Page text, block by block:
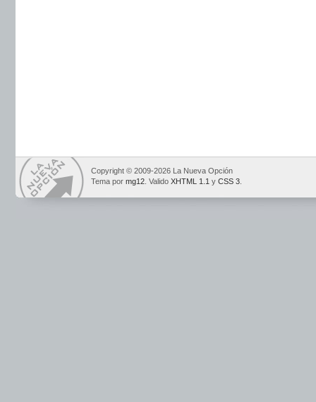
Copyright © 2009-2026 La Nueva Opción
Tema por mg12 . Valido XHTML 1.1 y CSS 3